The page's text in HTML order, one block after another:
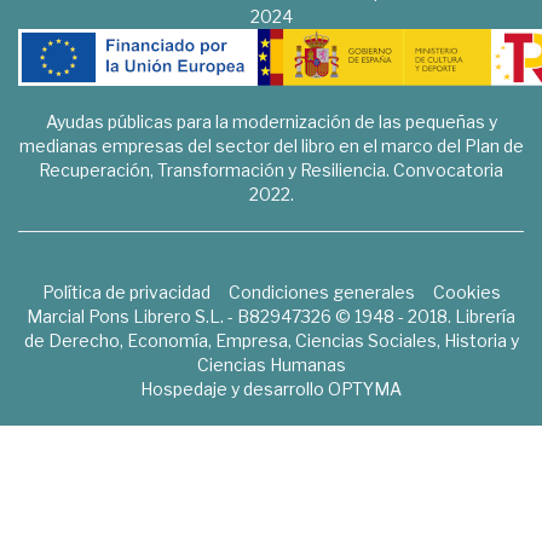
2024
Ayudas públicas para la modernización de las pequeñas y
medianas empresas del sector del libro en el marco del Plan de
Recuperación, Transformación y Resiliencia. Convocatoria
2022.
Política de privacidad Condiciones generales
Cookies
Marcial Pons Librero S.L. - B82947326 © 1948 - 2018. Librería
de Derecho, Economía, Empresa, Ciencias Sociales, Historia y
Ciencias Humanas
Hospedaje y desarrollo OPTYMA